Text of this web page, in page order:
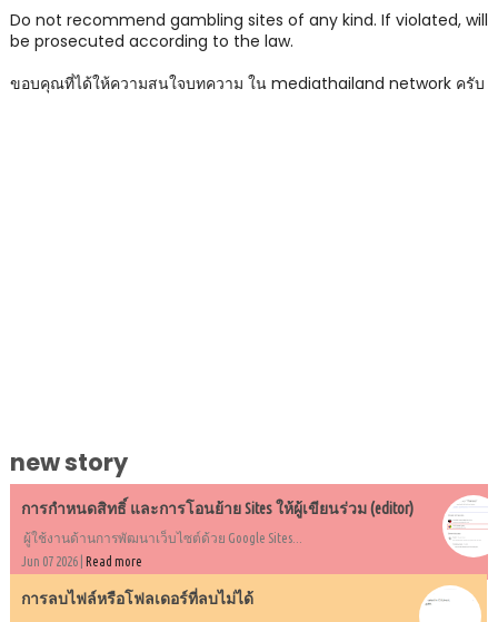
Do not recommend gambling sites of any kind. If violated, will
be prosecuted according to the law.
ขอบคุณที่ได้ให้ความสนใจบทความ ใน mediathailand network ครับ
new story
การกำหนดสิทธิ์ และการโอนย้าย Sites ให้ผู้เขียนร่วม (editor)
ผู้ใช้งานด้านการพัฒนาเว็บไซต์ด้วย Google Sites...
Jun 07 2026 | Read more
การลบไฟล์หรือโฟลเดอร์ที่ลบไม่ได้